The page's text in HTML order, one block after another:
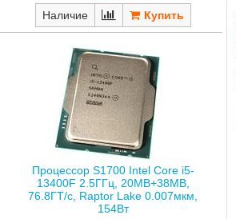
Наличие
Процессор S1700 Intel Core i5-
13400F 2.5ГГц, 20MB+38MB,
76.8ГТ/с, Raptor Lake 0.007мкм,
154Вт